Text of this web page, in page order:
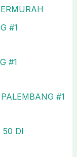
#1
#1
#1
50 DI